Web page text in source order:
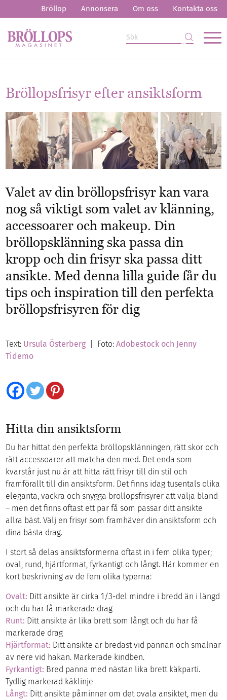
Bröllop Annonsera Om oss Kontakta oss
Bröllopsfrisyr efter ansiktsform
Valet av din bröllopsfrisyr kan vara
nog så viktigt som valet av klänning,
accessoarer och makeup. Din
bröllopsklänning ska passa din
kropp och din frisyr ska passa ditt
ansikte. Med denna lilla guide får du
tips och inspiration till den perfekta
bröllopsfrisyren för dig
Text: Ursula Österberg | Foto:Adobestock och Jenny
Tidemo
Hitta din ansiktsform
Du har hittat den perfekta bröllopsklänningen, rätt skor och
rätt accessoarer att matcha den med. Det enda som
kvarstår just nu är att hitta rätt frisyr till din stil och
framförallt till din ansiktsform. Det finns idag tusentals olika
eleganta, vackra och snygga bröllopsfrisyrer att välja bland
– men det finns oftast ett par få som passar ditt ansikte
allra bäst. Välj en frisyr som framhäver din ansiktsform och
dina bästa drag.
I stort så delas ansiktsformerna oftast in i fem olika typer;
oval, rund, hjärtformat, fyrkantigt och långt. Här kommer en
kort beskrivning av de fem olika typerna:
Ovalt: Ditt ansikte är cirka 1/3-del mindre i bredd än i längd
och du har få markerade drag
Runt: Ditt ansikte är lika brett som långt och du har få
markerade drag
Hjärtformat: Ditt ansikte är bredast vid pannan och smalnar
av nere vid hakan. Markerade kindben.
Fyrkantigt: Bred panna med nästan lika brett käkparti.
Tydlig markerad käklinje
Långt: Ditt ansikte påminner om det ovala ansiktet, men du